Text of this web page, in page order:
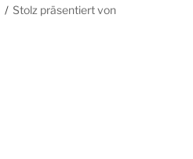
Stolz präsentiert von